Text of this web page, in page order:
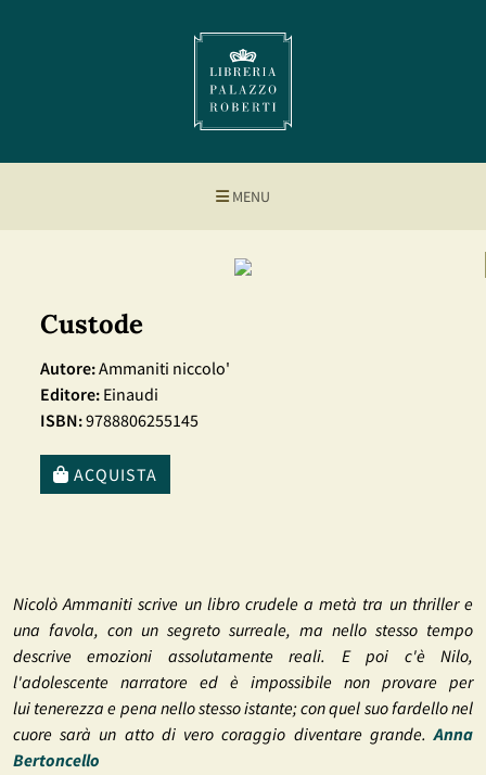
MENU
Custode
Autore:Ammaniti niccolo'
Editore: Einaudi
ISBN:9788806255145
ACQUISTA
Nicolò Ammaniti scrive un libro crudele a metà tra un thriller e
una favola, con un segreto surreale, ma nello stesso tempo
descrive emozioni assolutamente reali. E poi c'è Nilo,
l'adolescente narratore ed è impossibile non provare per
lui tenerezza e pena nello stesso istante; con quel suo fardello nel
cuore sarà un atto di vero coraggio diventare grande.Anna
Bertoncello